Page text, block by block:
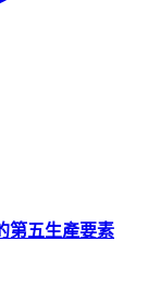
第五生產要素